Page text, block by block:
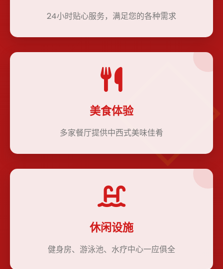
24小时贴心服务，满足您的各种需求
美食体验
多家餐厅提供中西式美味佳肴
休闲设施
健身房、游泳池、水疗中心一应俱全